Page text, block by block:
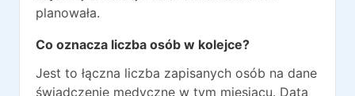
planowała.
Co oznacza liczba osób w kolejce?
Jest to łączna liczba zapisanych osób na dane
świadczenie medyczne w tym miesiącu. Data